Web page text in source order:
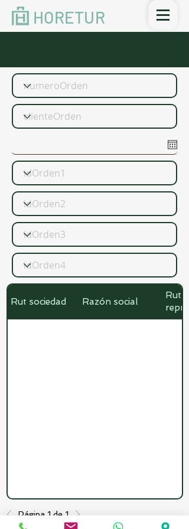
HORETUR
Rut sociedad Razón social
Rut
Página 1 de 1